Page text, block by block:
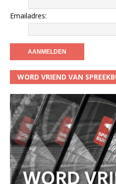
Emailadres:
WORD VRIEND VAN